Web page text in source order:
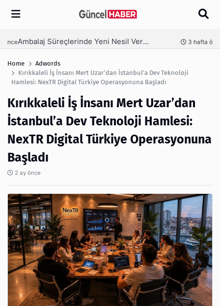
Arama
Ambalaj Süreçlerinde Yeni Nesil Verimliliği Olimpack ile Yakalayın 3 hafta önce
Home
Adwords
Kırıkkaleli İş İnsanı Mert Uzar’dan İstanbul’a Dev Teknoloji
Hamlesi: NexTR Digital Türkiye Operasyonuna Başladı
Kırıkkaleli İş İnsanı Mert Uzar’dan
İstanbul’a Dev Teknoloji Hamlesi:
NexTR Digital Türkiye Operasyonuna
Başladı
2 ay önce